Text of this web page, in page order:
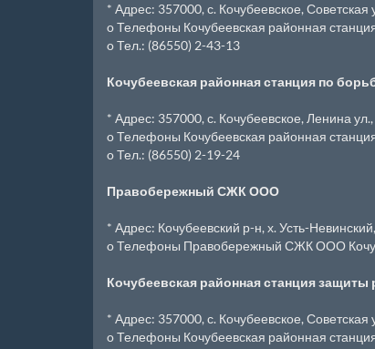
* Адрес: 357000, с. Кочубеевское, Советская
o Телефоны Кочубеевская районная
o Тел.: (86550) 2-43-13
Кочубеевская районная станция по
* Адрес: 357000, с. Кочубеевское, Ленина
o Телефоны Кочубеевская районная
o Тел.: (86550) 2-19-24
Правобережный СЖК ООО
* Адрес: Кочубеевский р-н, х. Усть-
o Телефоны Правобережный СЖК ООО
Кочубеевская районная станция
* Адрес: 357000, с. Кочубеевское, Советская
o Телефоны Кочубеевская районная